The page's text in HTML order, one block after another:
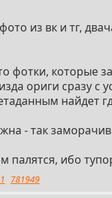
из вк и тг,
фотки, которые
ориги сразу с
найдет
- так
палятся, ибо
781949